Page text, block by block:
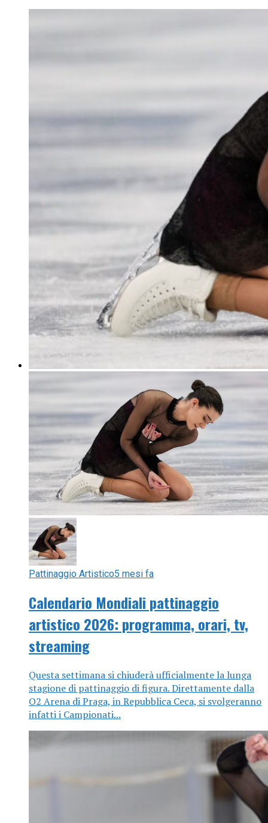
Pattinaggio Artistico5 mesi fa
Calendario Mondiali pattinaggio
artistico 2026: programma, orari, tv,
streaming
Questa settimana si chiuderà ufficialmente la lunga
stagione di pattinaggio di figura. Direttamente dalla
O2 Arena di Praga, in Repubblica Ceca, si svolgeranno
infatti i Campionati...